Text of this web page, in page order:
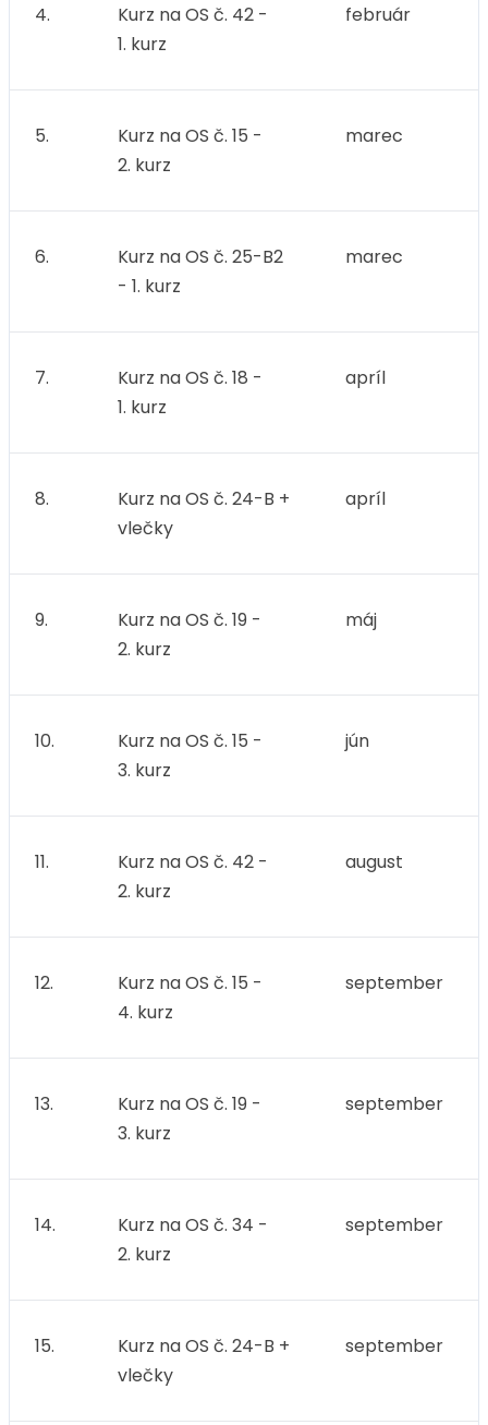
4.
Kurz na OS č. 42 -
1. kurz
február
5.
Kurz na OS č. 15 -
2. kurz
marec
6.
Kurz na OS č. 25-B2
- 1. kurz
marec
7.
Kurz na OS č. 18 -
1. kurz
apríl
8.
Kurz na OS č. 24-B +
vlečky
apríl
9.
Kurz na OS č. 19 -
2. kurz
máj
10.
Kurz na OS č. 15 -
3. kurz
jún
11.
Kurz na OS č. 42 -
2. kurz
august
12.
Kurz na OS č. 15 -
4. kurz
september
13.
Kurz na OS č. 19 -
3. kurz
september
14.
Kurz na OS č. 34 -
2. kurz
september
15.
Kurz na OS č. 24-B +
vlečky
september